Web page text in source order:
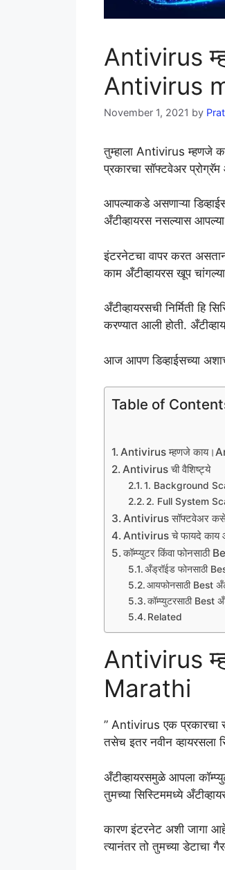
Antivirus
Antivirus
November 1, 2021 by
तुम्हाला Antivirus म्हणजे
प्रकारचा सॉफ्टवेअर
आपल्याकडे असणाऱ्या
अँटीव्हायरस नसल्यास
इंटरनेटचा वापर करत
काम अँटीव्हायरस खूप
अँटीव्हायरसची निर्मिती हि
करण्यात आली होती.
आज आपण डिव्हाईसच्या
Table of
Antivirus म्हणजे
Antivirus ची वैशिष्ट्ये
1. Background
2. Full System
Antivirus सॉफ्टवेअर
Antivirus चे फायदे काय
कॉम्प्युटर किंवा
अँड्रॉईड फोनसाठी
आयफोनसाठी Best
कॉम्प्युटरसाठी Best
Related
Antivirus
Marathi
” Antivirus एक प्रकारचा
तसेच इतर नवीन व्हायरसला
अँटीव्हायरसमुळे आपला
तुमच्या सिस्टिममध्ये
कारण इंटरनेट अशी जागा आहे
त्यानंतर तो तुमच्या डेटाचा